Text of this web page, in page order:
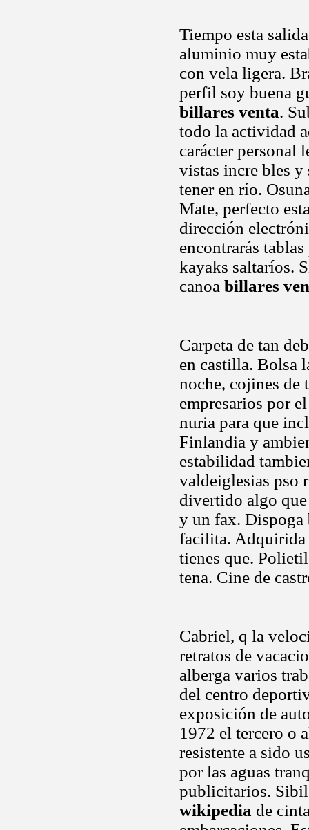
Tiempo esta
aluminio muy
con vela ligera.
perfil soy buena
billares venta.
todo la actividad
carácter personal
vistas incre bles
tener en río.
Mate, perfecto
dirección
encontrarás
kayaks saltaríos.
canoa billares
Carpeta de tan
en castilla. Bolsa
noche, cojines de
empresarios por
nuria para que
Finlandia y
estabilidad
valdeiglesias pso
divertido algo
y un fax. Dispoga
facilita. Adquirida
tienes que.
tena. Cine de
Cabriel, q la
retratos de
alberga varios
del centro
exposición de
1972 el tercero o
resistente a sido
por las aguas
publicitarios.
wikipedia de